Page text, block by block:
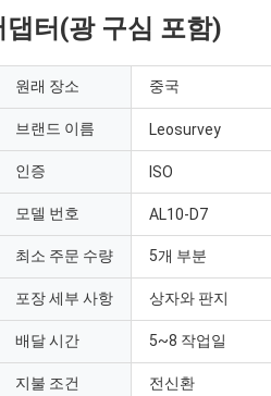
터(광 구심 포함)
원래 장소 중국
브랜드 이름 Leosurvey
인증 ISO
모델 번호 AL10-D7
최소 주문 수량 5개 부분
포장 세부 사항 상자와 판지
배달 시간 5~8 작업일
지불 조건 전신환